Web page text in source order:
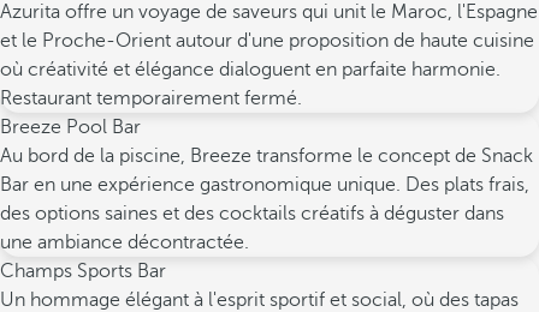
Azurita offre un voyage de saveurs qui unit le Maroc, l'Espagne
et le Proche-Orient autour d'une proposition de haute cuisine
où créativité et élégance dialoguent en parfaite harmonie.
Restaurant temporairement fermé.
Breeze Pool Bar
Au bord de la piscine, Breeze transforme le concept de Snack
Bar en une expérience gastronomique unique. Des plats frais,
des options saines et des cocktails créatifs à déguster dans
une ambiance décontractée.
Champs Sports Bar
Un hommage élégant à l'esprit sportif et social, où des tapas